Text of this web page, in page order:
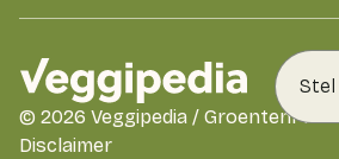
Stel
Disclaimer
© 2026 Veggipedia / GroentenFruit